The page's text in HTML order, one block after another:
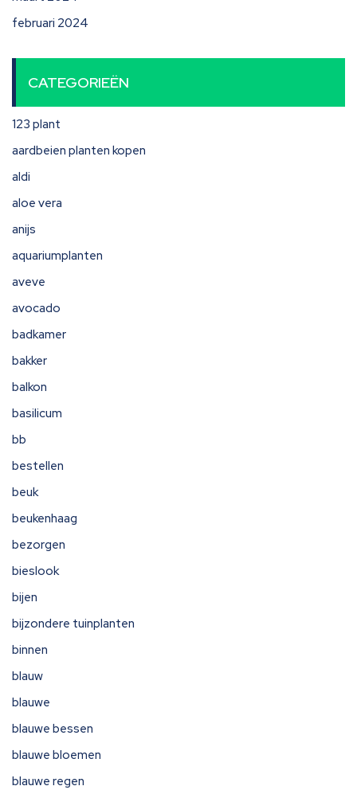
februari 2024
CATEGORIEËN
123 plant
aardbeien planten kopen
aldi
aloe vera
anijs
aquariumplanten
aveve
avocado
badkamer
bakker
balkon
basilicum
bb
bestellen
beuk
beukenhaag
bezorgen
bieslook
bijen
bijzondere tuinplanten
binnen
blauw
blauwe
blauwe bessen
blauwe bloemen
blauwe regen